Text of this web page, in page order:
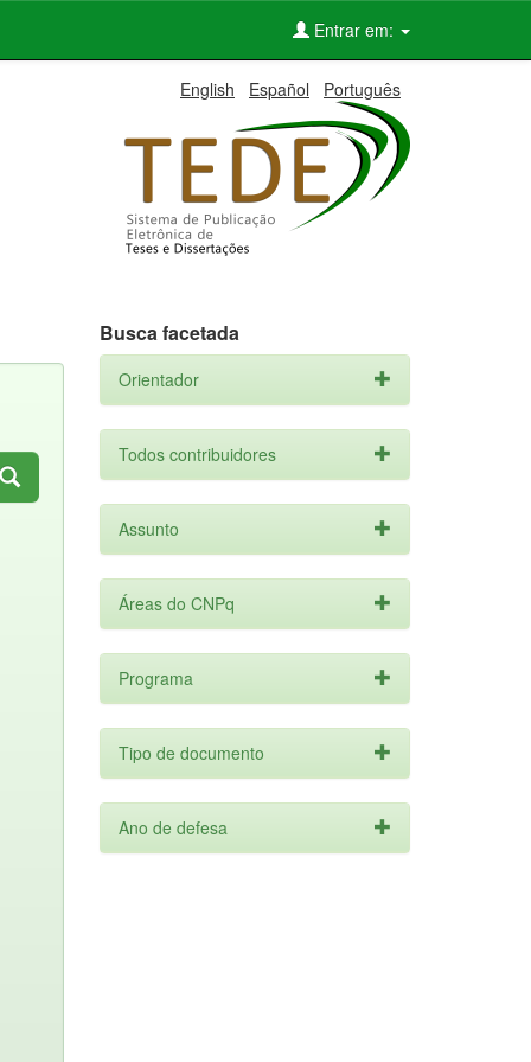
Entrar em:
English Español Português
Busca facetada
Orientador
Todos contribuidores
Assunto
Áreas do CNPq
Programa
Tipo de documento
Ano de defesa